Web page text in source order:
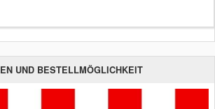
UND BESTELLMÖGLICHKEIT